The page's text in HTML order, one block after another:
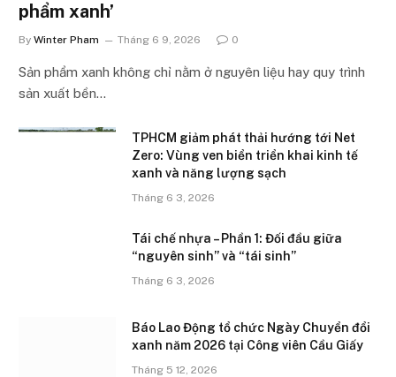
phẩm xanh’
By Winter Pham Tháng 6 9, 2026 0
Sản phẩm xanh không chỉ nằm ở nguyên liệu hay quy trình
sản xuất bền…
TPHCM giảm phát thải hướng tới Net
Zero: Vùng ven biển triển khai kinh tế
xanh và năng lượng sạch
Tháng 6 3, 2026
Tái chế nhựa – Phần 1: Đối đầu giữa
“nguyên sinh” và “tái sinh”
Tháng 6 3, 2026
Báo Lao Động tổ chức Ngày Chuyển đổi
xanh năm 2026 tại Công viên Cầu Giấy
Tháng 5 12, 2026